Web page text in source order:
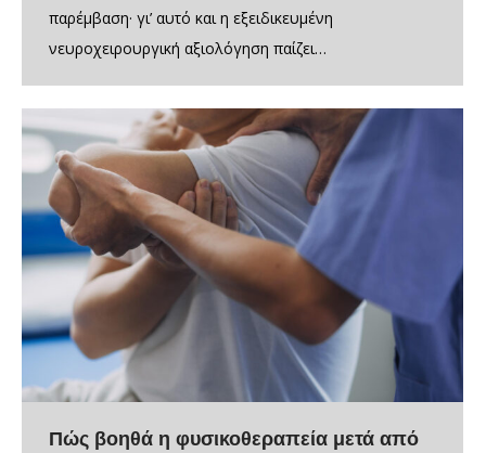
παρέμβαση· γι’ αυτό και η εξειδικευμένη
νευροχειρουργική αξιολόγηση παίζει…
Πώς βοηθά η φυσικοθεραπεία μετά από